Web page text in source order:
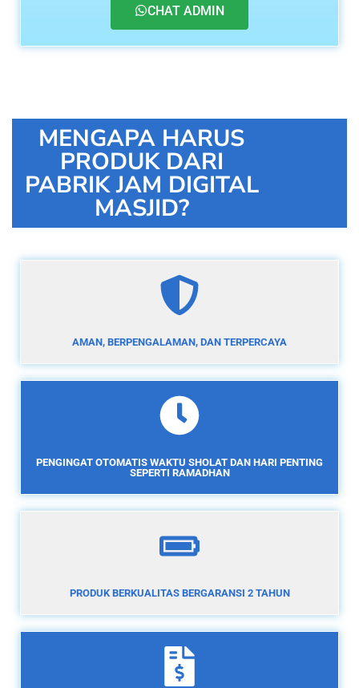
CHAT ADMIN
MENGAPA HARUS
PRODUK DARI
PABRIK JAM DIGITAL
MASJID?
AMAN, BERPENGALAMAN, DAN TERPERCAYA
PENGINGAT OTOMATIS WAKTU SHOLAT DAN HARI PENTING
SEPERTI RAMADHAN
PRODUK BERKUALITAS BERGARANSI 2 TAHUN